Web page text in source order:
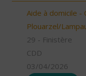
Aide à domicile -
Plouarzel/
29 - Finistère
CDD
03/04/2026